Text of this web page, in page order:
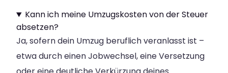
Kann ich meine Umzugskosten von der Steuer
absetzen?
Ja, sofern dein Umzug beruflich veranlasst ist –
etwa durch einen Jobwechsel, eine Versetzung